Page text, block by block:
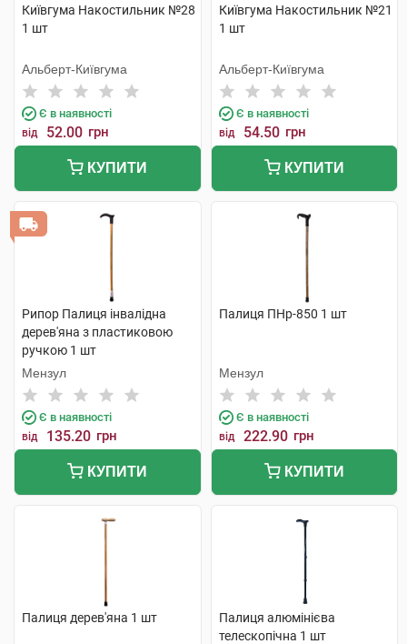
Київгума Накостильник №28
1 шт
Альберт-Київгума
Є в наявності
від 52.00 грн
КУПИТИ
Київгума Накостильник №21
1 шт
Альберт-Київгума
Є в наявності
від 54.50 грн
КУПИТИ
Рипор Палиця інвалідна
дерев'яна з пластиковою
ручкою 1 шт
Мензул
Є в наявності
від 135.20 грн
КУПИТИ
Палиця ПНр-850 1 шт
Мензул
Є в наявності
від 222.90 грн
КУПИТИ
Палиця дерев'яна 1 шт
Палиця алюмінієва
телескопічна 1 шт